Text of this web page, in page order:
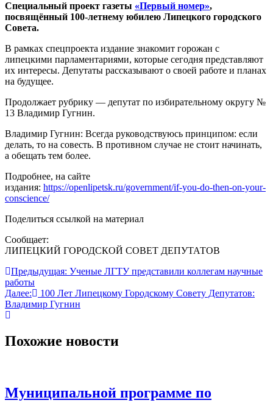
Специальный проект газеты «Первый номер»,
посвящённый 100-летнему юбилею Липецкого городского
Совета.
В рамках спецпроекта издание знакомит горожан с
липецкими парламентариями, которые сегодня представляют
их интересы. Депутаты рассказывают о своей работе и планах
на будущее.
Продолжает рубрику — депутат по избирательному округу №
13 Владимир Гугнин.
Владимир Гугнин: Всегда руководствуюсь принципом: если
делать, то на совесть. В противном случае не стоит начинать,
а обещать тем более.
Подробнее, на сайте
издания: https://openlipetsk.ru/government/if-you-do-then-on-your-
conscience/
Поделиться ссылкой на материал
Сообщает:
ЛИПЕЦКИЙ ГОРОДСКОЙ СОВЕТ ДЕПУТАТОВ
Навигация
по
записям
Предыдущая: Ученые ЛГТУ представили коллегам научные
работы
Далее:
100 Лет Липецкому Городскому Совету Депутатов:
Владимир Гугнин
Похожие новости
Муниципальной программе по